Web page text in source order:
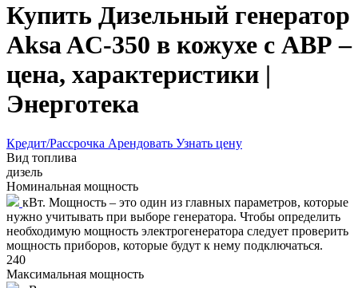
Купить Дизельный генератор
Aksa AC-350 в кожухе с АВР –
цена, характеристики |
Энерготека
Кредит/Рассрочка Арендовать Узнать цену
Вид топлива
дизель
Номинальная мощность
кВт. Мощность – это один из главных параметров, которые
нужно учитывать при выборе генератора. Чтобы определить
необходимую мощность электрогенератора следует проверить
мощность приборов, которые будут к нему подключаться.
240
Максимальная мощность